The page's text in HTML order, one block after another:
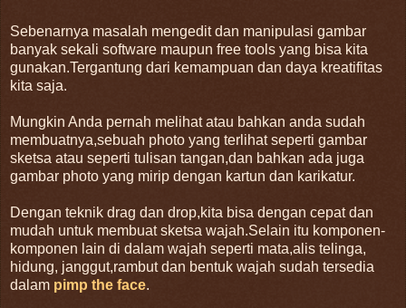
Sebenarnya masalah mengedit dan manipulasi gambar
banyak sekali software maupun free tools yang bisa kita
gunakan.Tergantung dari kemampuan dan daya kreatifitas
kita saja.
Mungkin Anda pernah melihat atau bahkan anda sudah
membuatnya,sebuah photo yang terlihat seperti gambar
sketsa atau seperti tulisan tangan,dan bahkan ada juga
gambar photo yang mirip dengan kartun dan karikatur.
Dengan teknik drag dan drop,kita bisa dengan cepat dan
mudah untuk membuat sketsa wajah.Selain itu komponen-
komponen lain di dalam wajah seperti mata,alis telinga,
hidung, janggut,rambut dan bentuk wajah sudah tersedia
dalam pimp the face.